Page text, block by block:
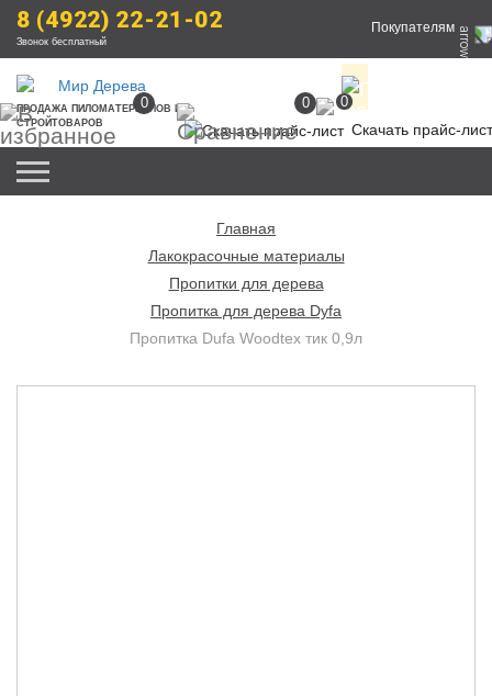
8 (4922) 22-21-02
Звонок бесплатный
Покупателям
ПРОДАЖА ПИЛОМАТЕРИАЛОВ И
СТРОЙТОВАРОВ
Скачать прайс-лист
0 0 0
Главная
Лакокрасочные материалы
Пропитки для дерева
Пропитка для дерева Dyfa
Пропитка Dufa Woodtex тик 0,9л